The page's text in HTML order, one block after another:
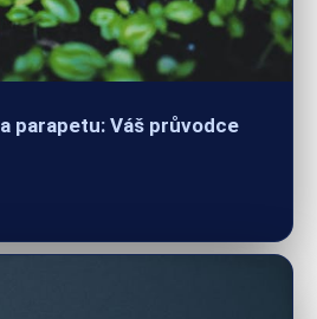
parapetu: Váš průvodce